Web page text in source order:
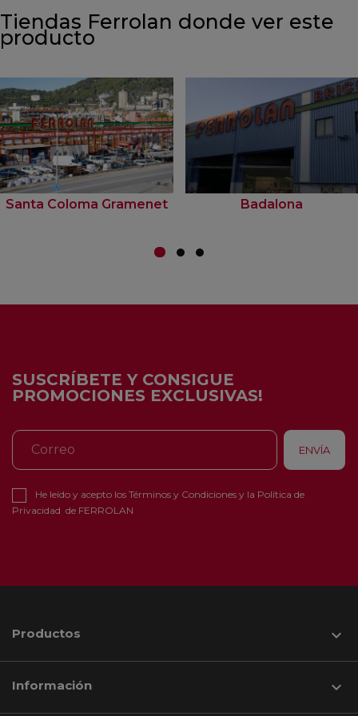
Tiendas Ferrolan donde ver este
producto
Santa Coloma Gramenet Badalona
SUSCRÍBETE Y CONSIGUE
PROMOCIONES EXCLUSIVAS!
He leído y acepto los Términos y Condiciones y la Política de
Privacidad de FERROLAN
Productos 
Información 